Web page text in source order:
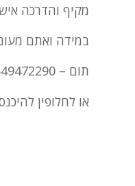
מקיף והדרכה
במידה ואתם
תום – 0549472290
או לחלופין